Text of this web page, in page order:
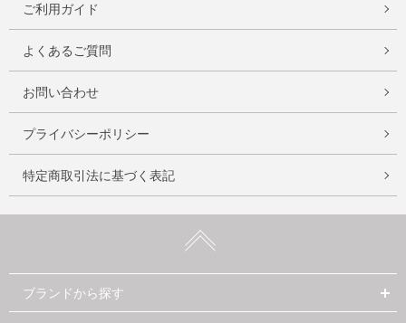
ご利用ガイド
よくあるご質問
お問い合わせ
プライバシーポリシー
特定商取引法に基づく表記
ブランドから探す